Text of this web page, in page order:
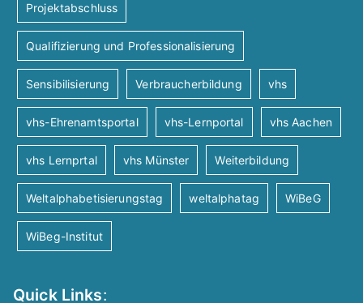
Projektabschluss
Qualifizierung und Professionalisierung
Sensibilisierung Verbraucherbildung vhs
vhs-Ehrenamtsportal vhs-Lernportal vhs Aachen
vhs Lernprtal vhs Münster Weiterbildung
Weltalphabetisierungstag weltalphatag WiBeG
WiBeg-Institut
Quick Links: